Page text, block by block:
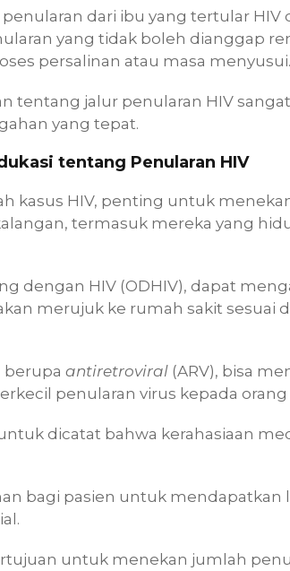
dari ibu yang tertular HIV
yang tidak boleh dianggap
persalinan atau masa menyusui.
tentang jalur penularan HIV
yang tepat.
tentang Penularan HIV
kasus HIV, penting untuk
termasuk mereka yang
dengan HIV (ODHIV), dapat
merujuk ke rumah sakit sesuai
berupa antiretroviral (ARV), bisa
penularan virus kepada orang
dicatat bahwa kerahasiaan
bagi pasien untuk mendapatkan
untuk menekan jumlah